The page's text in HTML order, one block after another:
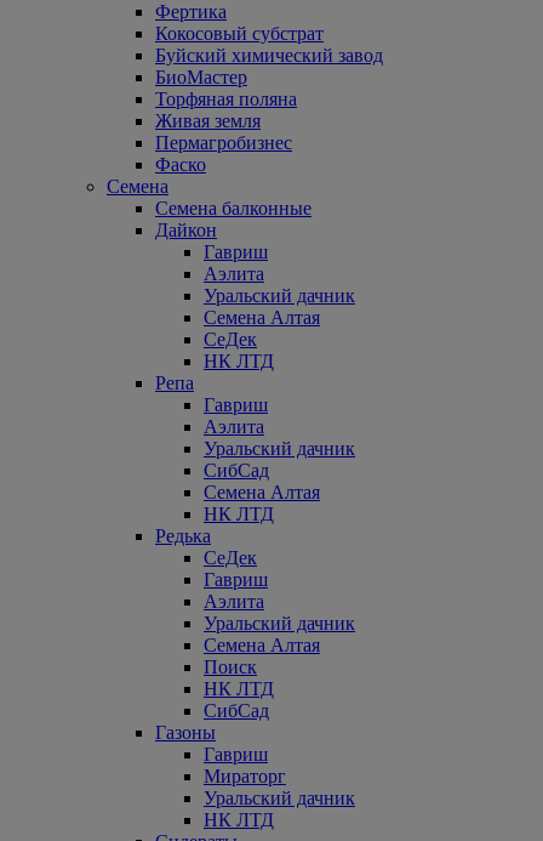
Фертика
Кокосовый субстрат
Буйский химический завод
БиоМастер
Торфяная поляна
Живая земля
Пермагробизнес
Фаско
Семена
Семена балконные
Дайкон
Гавриш
Аэлита
Уральский дачник
Семена Алтая
СеДек
НК ЛТД
Репа
Гавриш
Аэлита
Уральский дачник
СибСад
Семена Алтая
НК ЛТД
Редька
СеДек
Гавриш
Аэлита
Уральский дачник
Семена Алтая
Поиск
НК ЛТД
СибСад
Газоны
Гавриш
Мираторг
Уральский дачник
НК ЛТД